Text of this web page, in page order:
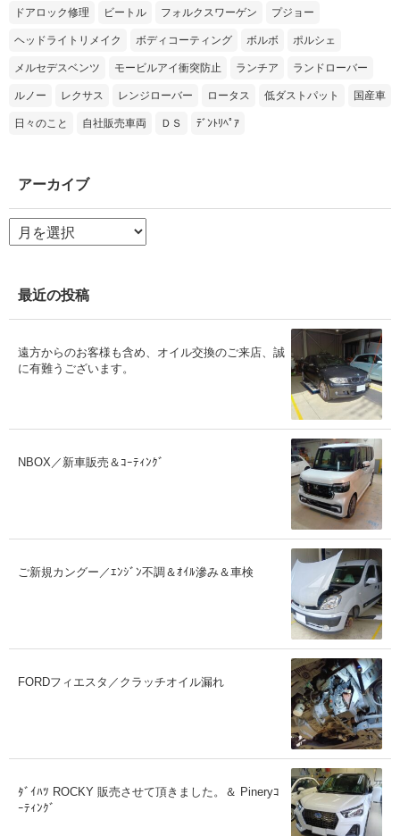
ドアロック修理 ビートル フォルクスワーゲン プジョー
ヘッドライトリメイク ボディコーティング ボルボ ポルシェ
メルセデスベンツ モービルアイ衝突防止 ランチア ランドローバー
ルノー レクサス レンジローバー ロータス 低ダストパット 国産車
日々のこと 自社販売車両 ＤＳ ﾃﾞﾝﾄﾘﾍﾟｱ
アーカイブ
ア
ー
ブ
最近の投稿
遠方からのお客様も含め、オイル交換のご来店、誠
に有難うございます。
NBOX／新車販売＆ｺｰﾃｨﾝｸﾞ
ご新規カングー／ｴﾝｼﾞﾝ不調＆ｵｲﾙ滲み＆車検
FORDフィエスタ／クラッチオイル漏れ
ﾀﾞｲﾊﾂ ROCKY 販売させて頂きました。＆ Pineryｺ
ｰﾃｨﾝｸﾞ